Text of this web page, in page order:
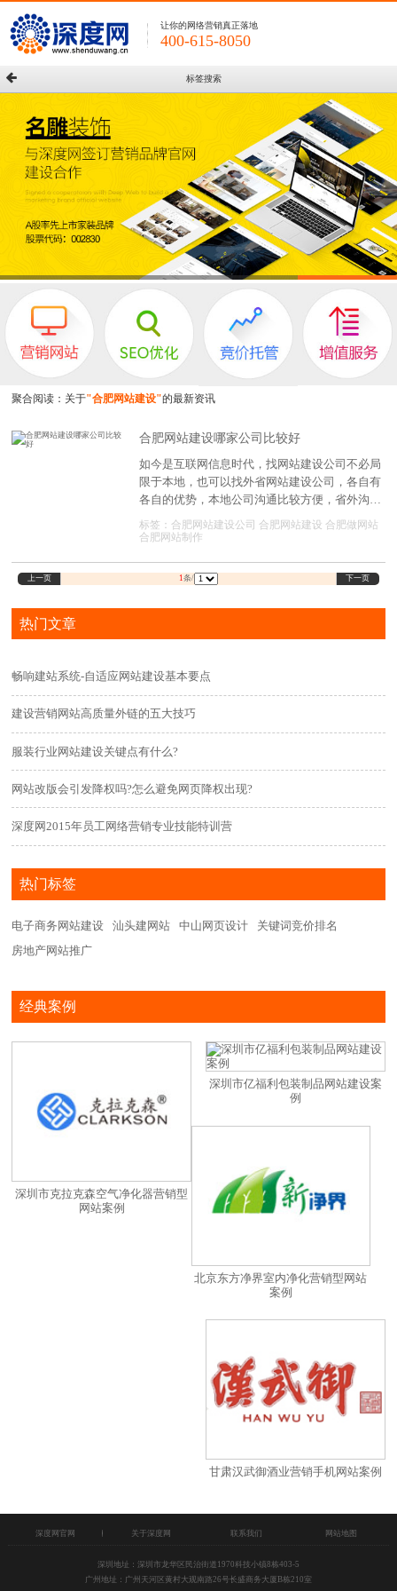
让你的网络营销真正落地
400-615-8050
标签搜索
聚合阅读：关于"合肥网站建设"的最新资讯
合肥网站建设哪家公司比较好
如今是互联网信息时代，找网站建设公司不必局
限于本地，也可以找外省网站建设公司，各自有
各自的优势，本地公司沟通比较方便，省外沟通
不方便，安全又没有保障，虽然网上能有效地交
流，也很方便，如果找本地网站建设公司，在网
也可提供上门服务，也不能直接到网站建设公
司，看看他们的工作，不管是当地，还是外地，
要选择适合自己的公司，想要了解一个网站建设
从以下几方面来考虑。
标签： 合肥网站建设公司 合肥网站建设 合肥做网站
合肥网站制作
上一页 1条/ 下一页
热门文章
畅响建站系统-自适应网站建设基本要点
建设营销网站高质量外链的五大技巧
服装行业网站建设关键点有什么?
网站改版会引发降权吗?怎么避免网页降权出现?
深度网2015年员工网络营销专业技能特训营
热门标签
电子商务网站建设 汕头建网站 中山网页设计
关键词竞价排名
房地产网站推广
经典案例
深圳市克拉克森空气净化器营销型
网站案例
深圳市亿福利包装制品网站建设案
例
北京东方净界室内净化营销型网站
案例
甘肃汉武御酒业营销手机网站案例
深度网官网 关于深度网 联系我们 网站地图
深圳地址：深圳市龙华区民治街道1970科技小镇8栋403-5
广州地址：广州天河区黄村大观南路26号长盛商务大厦B栋210室